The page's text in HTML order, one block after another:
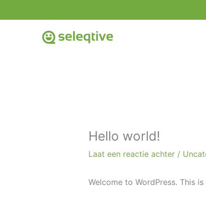
naar
Hello world!
Laat een reactie achter /
Welcome to WordPress. This